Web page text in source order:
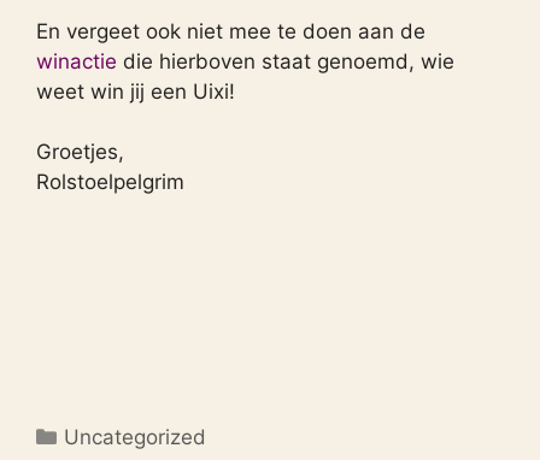
En vergeet ook niet mee te doen aan de
winactie die hierboven staat genoemd, wie
weet win jij een Uixi!
Groetjes,
Rolstoelpelgrim
Categorieën
Uncategorized